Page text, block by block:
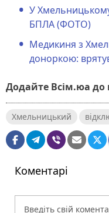
У
БПЛА (ФОТО)
Медикиня з
доноркою:
Додайте Всім.юа
Хмельницький
Коментарі